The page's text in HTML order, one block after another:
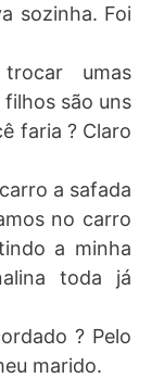
sozinha. Foi
umas
filhos são uns
faria ? Claro
a safada
no carro
a minha
toda já
? Pelo
marido.